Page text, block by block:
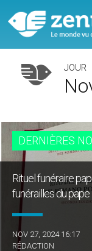
JOUR
DERNIÈRES
Rituel funéraire
funérailles du
NOV 27, 2024 16:17
RÉDACTION